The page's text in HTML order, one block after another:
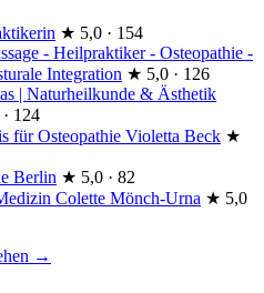
★ 5,0 · 154
- Heilpraktiker - Osteopathie -
Integration ★ 5,0 · 126
| Naturheilkunde & Ästhetik
124
für Osteopathie Violetta Beck ★
Berlin ★ 5,0 · 82
Colette Mönch-Urna ★ 5,0
→